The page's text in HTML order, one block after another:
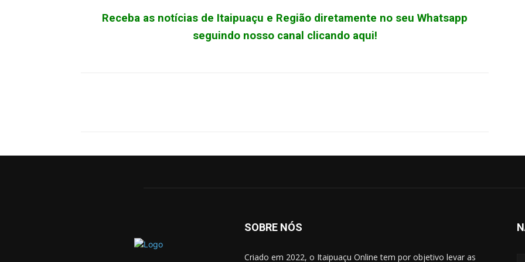
Receba as notícias de Itaipuaçu e Região diretamente no seu Whatsapp
seguindo nosso canal clicando aqui!
SOBRE NÓS
Criado em 2022, o Itaipuaçu Online tem por objetivo levar as